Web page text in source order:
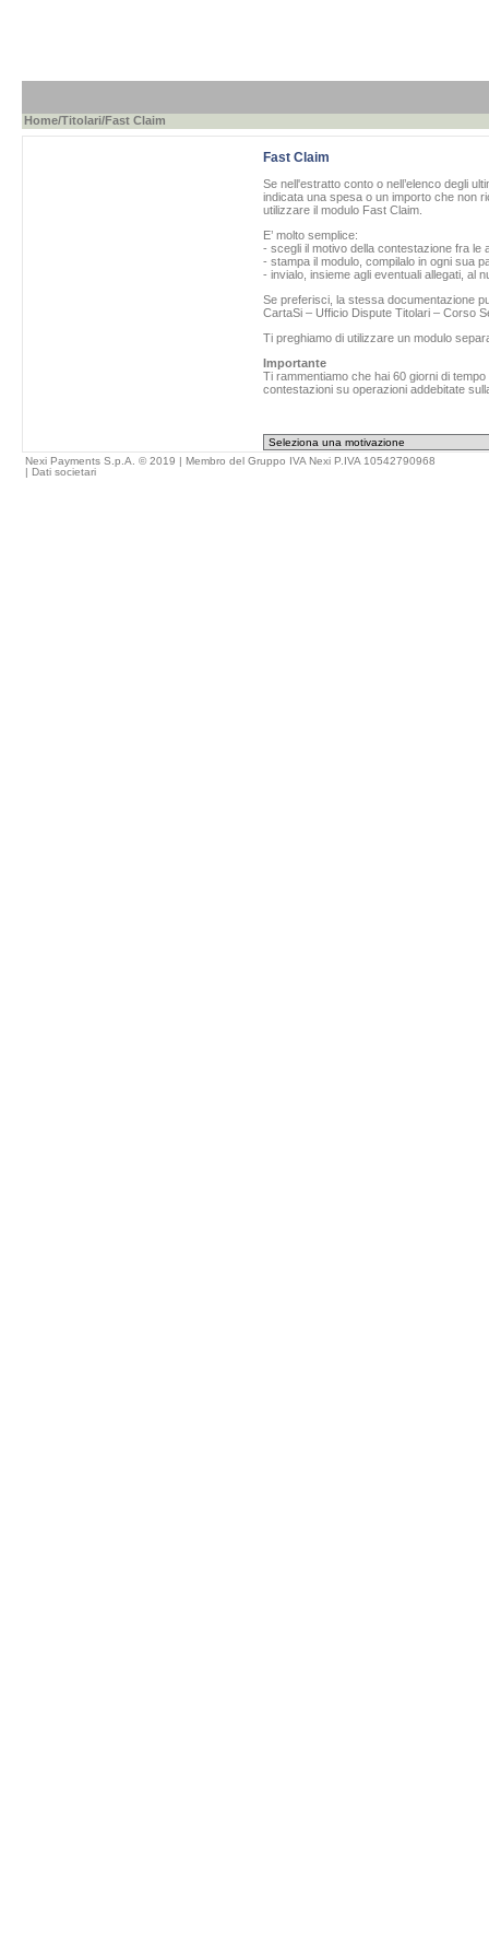
Home/Titolari/Fast Claim
Fast Claim
Se nell'estratto conto o nell’elenco degli
indicata una spesa o un importo che non
utilizzare il modulo Fast Claim.
E’ molto semplice:
- scegli il motivo della contestazione fra le
- stampa il modulo, compilalo in ogni sua
- invialo, insieme agli eventuali allegati, al
Se preferisci, la stessa documentazione
CartaSi – Ufficio Dispute Titolari – Corso
Ti preghiamo di utilizzare un modulo
Importante
Ti rammentiamo che hai 60 giorni di
contestazioni su operazioni addebitate
Nexi Payments S.p.A. © 2019 | Membro del Gruppo IVA Nexi P.IVA 10542790968
| Dati societari